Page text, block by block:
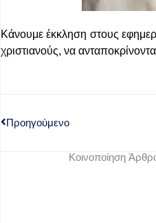
Κάνουμε έκκληση στους
χριστιανούς, να
Προηγούμενο
Κοινοποίηση